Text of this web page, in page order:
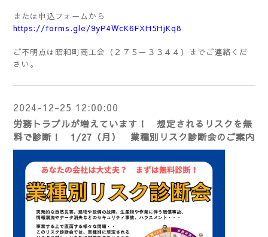
または申込フォームから
https://forms.gle/9yP4WcK6FXH5HjKq8
ご不明点は昭和町商工会（２７５－３３４４）までご連絡くだ
さい。
2024-12-25 12:00:00
労務トラブルが増えています！ 想定されるリスクを無
料で診断！ 1/27（月） 業種別リスク診断会のご案内